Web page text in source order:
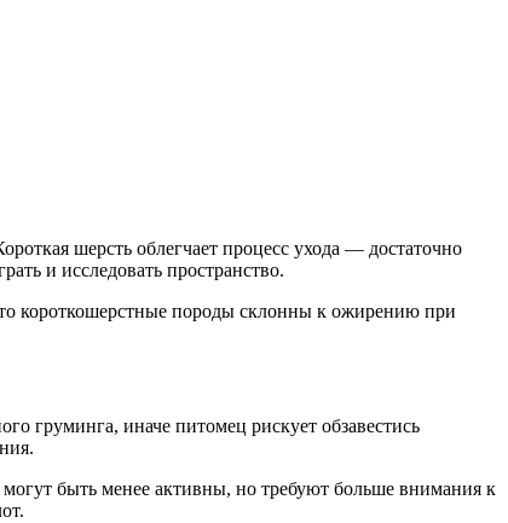
шерсть облегчает процесс ухода — достаточно
и исследовать пространство.
короткошерстные породы склонны к ожирению при
груминга, иначе питомец рискует обзавестись
быть менее активны, но требуют больше внимания к